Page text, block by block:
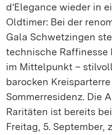
d’Elegance wieder in
Oldtimer: Bei der
Gala Schwetzingen
technische
im Mittelpunkt –
barocken
Sommerresidenz. Die
Raritäten ist bereits
Freitag, 5. September,